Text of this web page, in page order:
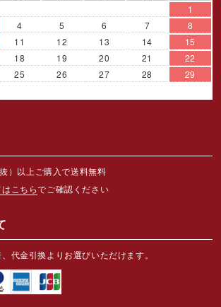
1
4 5 6 7
8
11 12 13 14
15
18 19 20 21
22
25 26 27 28
29
）以上ご購入で送料無料
こちらでご確認ください
代金引換よりお選びいただけます。